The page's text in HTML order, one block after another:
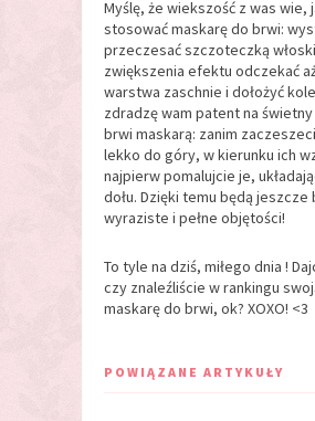
Myślę, że wiekszość z was wie,
stosować maskarę do brwi:
przeczesać szczoteczką
zwiększenia efektu odczekać
warstwa zaschnie i dołożyć
zdradzę wam patent na
brwi maskarą: zanim
lekko do góry, w kierunku ich
najpierw pomalujcie je,
dołu. Dzięki temu będą jeszcze
wyraziste i pełne objętości!
To tyle na dziś, miłego dnia !
czy znaleźliście w rankingu
maskarę do brwi, ok? XOXO! <3
POWIĄZANE ARTYKUŁY